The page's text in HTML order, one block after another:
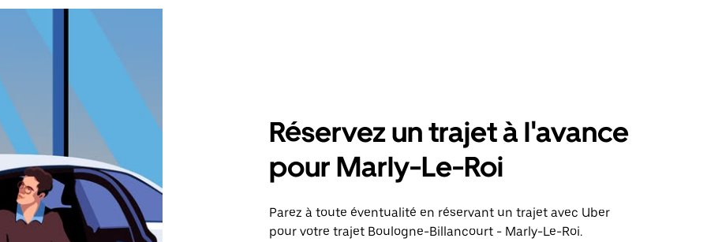
Réservez un trajet à l'avance
pour Marly-Le-Roi
Parez à toute éventualité en réservant un trajet avec Uber
pour votre trajet Boulogne-Billancourt - Marly-Le-Roi.